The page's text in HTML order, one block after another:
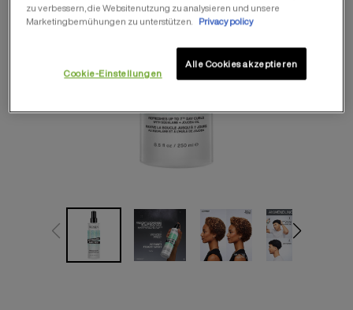
zu verbessern, die Websitenutzung zu analysieren und unsere
Marketingbemühungen zu unterstützen.
Privacy policy
Cookie-Einstellungen
Alle Cookies akzeptieren